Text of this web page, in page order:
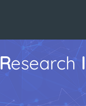
Research I